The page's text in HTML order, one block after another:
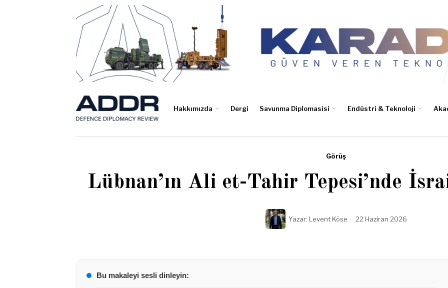
Hakkımızda Dergi Savunma Diplomasisi Endüstri & Teknoloji
Görüş
Lübnan’ın Ali et-Tahir Tepesi’nde
Yazar: Levent Köse 22 Haziran 2026
Bu makaleyi sesli dinleyin: